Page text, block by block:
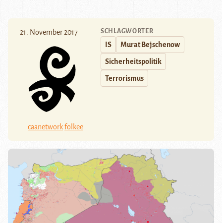
21. November 2017
caanetworkfolkee
SCHLAGWÖRTER
IS Murat Bejschenow
Sicherheitspolitik
Terrorismus